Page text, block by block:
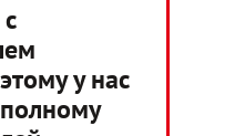
у нас